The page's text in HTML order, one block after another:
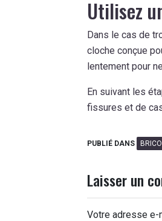
Utilisez
Dans le cas de
cloche conçue
lentement pour
En suivant les
fissures et de
PUBLIÉ DANS
Laisser un
Votre adresse e-